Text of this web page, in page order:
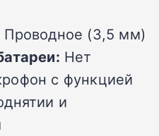
Проводное (3,5 мм)
Нет
с функцией
и